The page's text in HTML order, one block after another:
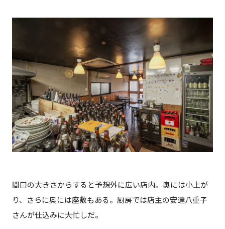
間口の大きさからすると予想外に広い店内。奥には小上が
り、さらに奥には座敷もある。厨房では店主の安達八重子
さんが仕込みに大忙しだ。